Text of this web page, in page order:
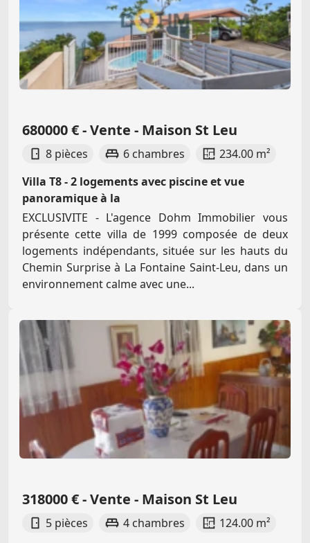
680000 € - Vente - Maison St Leu
8 pièces 6 chambres
234.00 m²
Villa T8 - 2 logements avec piscine et vue
panoramique à la
EXCLUSIVITE - L'agence Dohm Immobilier vous
présente cette villa de 1999 composée de deux
logements indépendants, située sur les hauts du
Chemin Surprise à La Fontaine Saint-Leu, dans un
environnement calme avec une...
318000 € - Vente - Maison St Leu
5 pièces 4 chambres
124.00 m²